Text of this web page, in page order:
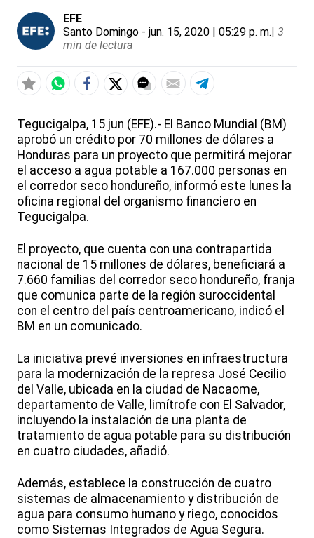
EFE
Santo Domingo - jun. 15, 2020 | 05:29 p. m.| 3
min de lectura
Tegucigalpa, 15 jun (EFE).- El Banco Mundial (BM)
aprobó un crédito por 70 millones de dólares a
Honduras para un proyecto que permitirá mejorar
el acceso a agua potable a 167.000 personas en
el corredor seco hondureño, informó este lunes la
oficina regional del organismo financiero en
Tegucigalpa.
El proyecto, que cuenta con una contrapartida
nacional de 15 millones de dólares, beneficiará a
7.660 familias del corredor seco hondureño, franja
que comunica parte de la región suroccidental
con el centro del país centroamericano, indicó el
BM en un comunicado.
La iniciativa prevé inversiones en infraestructura
para la modernización de la represa José Cecilio
del Valle, ubicada en la ciudad de Nacaome,
departamento de Valle, limítrofe con El Salvador,
incluyendo la instalación de una planta de
tratamiento de agua potable para su distribución
en cuatro ciudades, añadió.
Además, establece la construcción de cuatro
sistemas de almacenamiento y distribución de
agua para consumo humano y riego, conocidos
como Sistemas Integrados de Agua Segura.